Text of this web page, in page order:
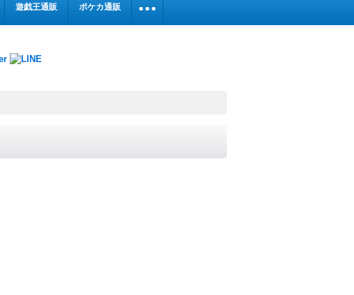
遊戯王通販 ポケカ通販